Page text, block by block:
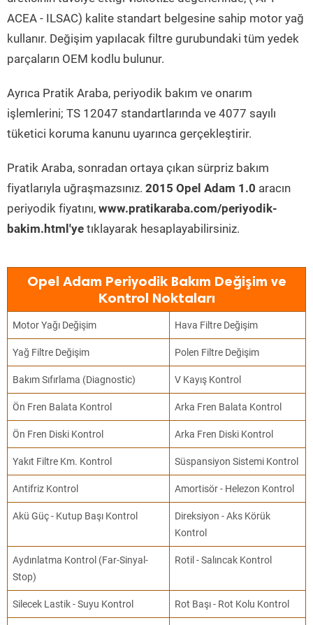
ACEA - ILSAC) kalite standart belgesine sahip motor yağ
kullanır. Değişim yapılacak filtre gurubundaki tüm yedek
parçaların OEM kodlu bulunur.
Ayrıca Pratik Araba, periyodik bakım ve onarım
işlemlerini; TS 12047 standartlarında ve 4077 sayılı
tüketici koruma kanunu uyarınca gerçekleştirir.
Pratik Araba, sonradan ortaya çıkan sürpriz bakım
fiyatlarıyla uğraşmazsınız. 2015 Opel Adam 1.0 aracın
periyodik fiyatını, www.pratikaraba.com/periyodik-
bakim.html'ye tıklayarak hesaplayabilirsiniz.
Opel Adam Periyodik Bakım Değişim ve
Kontrol Noktaları
Motor Yağı Değişim Hava Filtre Değişim
Yağ Filtre Değişim Polen Filtre Değişim
Bakım Sıfırlama (Diagnostic) V Kayış Kontrol
Ön Fren Balata Kontrol Arka Fren Balata Kontrol
Ön Fren Diski Kontrol Arka Fren Diski Kontrol
Yakıt Filtre Km. Kontrol Süspansiyon Sistemi Kontrol
Antifriz Kontrol Amortisör - Helezon Kontrol
Akü Güç - Kutup Başı Kontrol
Direksiyon - Aks Körük
Kontrol
Aydınlatma Kontrol (Far-Sinyal-
Stop)
Rotil - Salıncak Kontrol
Silecek Lastik - Suyu Kontrol Rot Başı - Rot Kolu Kontrol